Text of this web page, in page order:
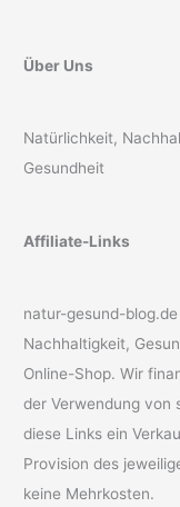
Über Uns
Natürlichkeit,
Gesundheit
Affiliate-Links
natur-gesund-
Nachhaltigkeit,
Online-Shop. Wir
der Verwendung von
diese Links ein
Provision des
keine Mehrkosten.